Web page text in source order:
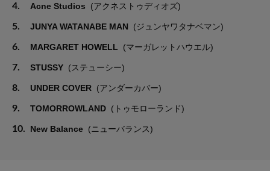
4. Acne Studios (アクネストゥディオズ)
5. JUNYA WATANABE MAN (ジュンヤワタナベマン)
6. MARGARET HOWELL (マーガレットハウエル)
7. STUSSY (ステューシー)
8. UNDER COVER (アンダーカバー)
9. TOMORROWLAND (トゥモローランド)
10. New Balance (ニューバランス)